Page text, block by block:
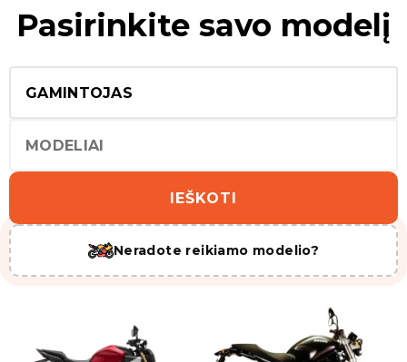
Motociklų galios
Ribojimą galime atlikti daugiau nei 500 skirtingų
motociklų modelių!
Visi motociklai
Pasirinkite savo modelį
IEŠKOTI
Neradote reikiamo modelio?